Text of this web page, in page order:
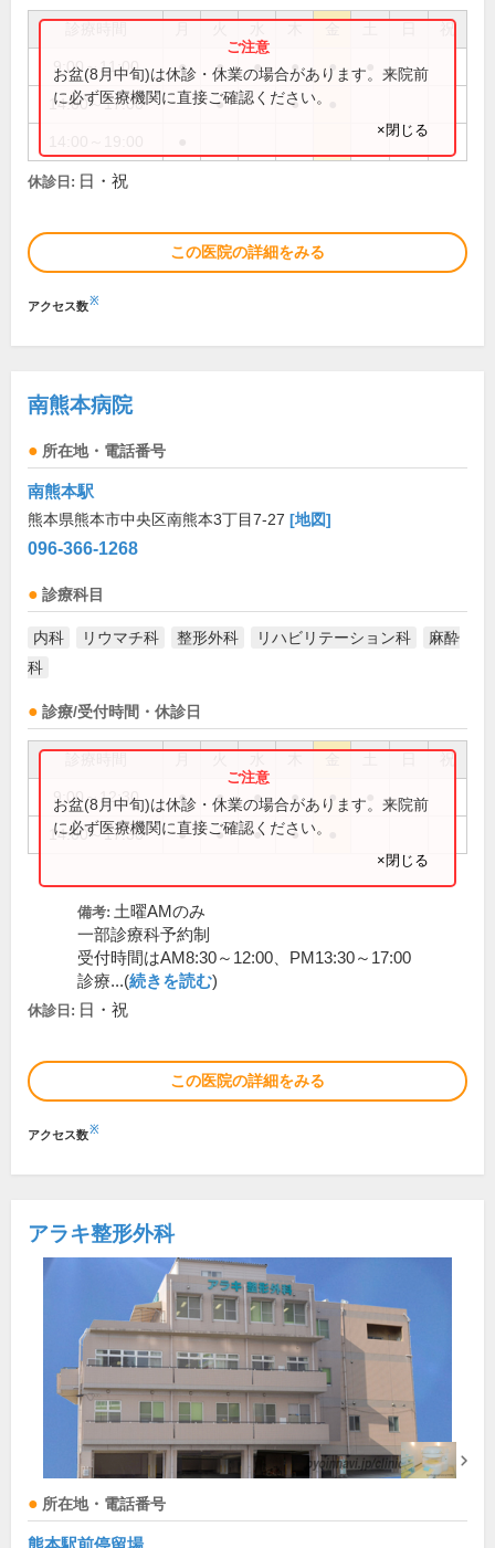
祝
9:00～11:00 ● ● ● ● ●
14:00～17:00 ● ●
お盆(8月中旬)は休診・休業の場合があります。来院前
に必ず医療機関に直接ご確認ください。
×閉じる
休診日: 日・祝
この医院の詳細をみる
アクセス数※
南熊本病院
所在地・電話番号
南熊本駅
熊本県熊本市中央区南熊本3丁目7-27 [地図]
096-366-1268
診療科目
内科 リウマチ科 整形外科 リハビリテーション科
麻酔
科
診療/受付時間・休診日
祝
9:00～12:30 ● ● ● ● ●
14:00～17:30 ● ● ● ●
お盆(8月中旬)は休診・休業の場合があります。来院前
に必ず医療機関に直接ご確認ください。
×閉じる
備考: 土曜AMのみ
一部診療科予約制
受付時間はAM8:30～12:00、PM13:30～17:00
診療...(続きを読む)
休診日: 日・祝
この医院の詳細をみる
アクセス数※
アラキ整形外科
所在地・電話番号
熊本駅前停留場